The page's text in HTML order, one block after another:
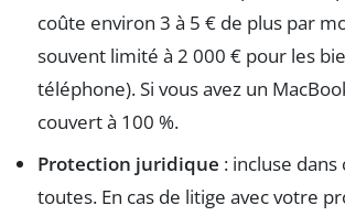
coûte environ 3 à 5 € de plus par
souvent limité à 2 000 € pour les
téléphone). Si vous avez un
couvert à 100 %.
Protection juridique : incluse
toutes. En cas de litige avec votre